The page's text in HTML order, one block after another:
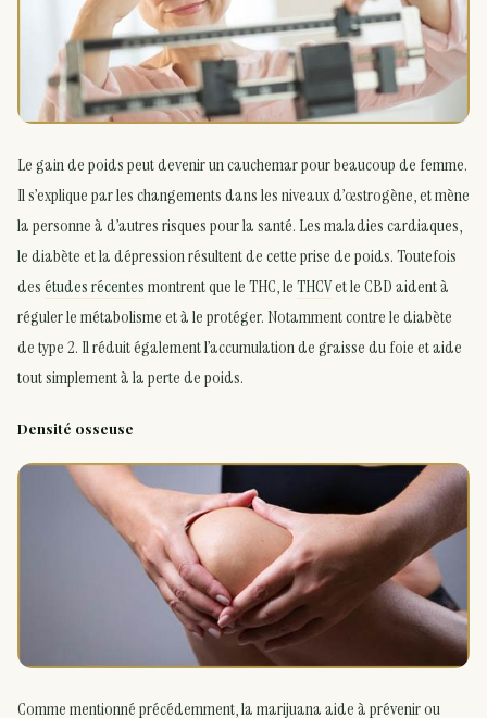
Le gain de poids peut devenir un cauchemar pour beaucoup de femme.
Il s’explique par les changements dans les niveaux d’œstrogène, et mène
la personne à d’autres risques pour la santé. Les maladies cardiaques,
le diabète et la dépression résultent de cette prise de poids. Toutefois
desétudes récentesmontrent que le THC, leTHCVet le CBD aident à
réguler le métabolisme et à le protéger. Notamment contre le diabète
de type 2. Il réduit également l’accumulation de graisse du foie et aide
tout simplement à la perte de poids.
Densité osseuse
Comme mentionné précédemment, la marijuana aide à prévenir ou